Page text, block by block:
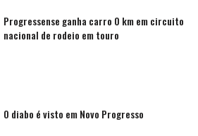
Progressense ganha carro 0 km em circuito
nacional de rodeio em touro
O diabo é visto em Novo Progresso